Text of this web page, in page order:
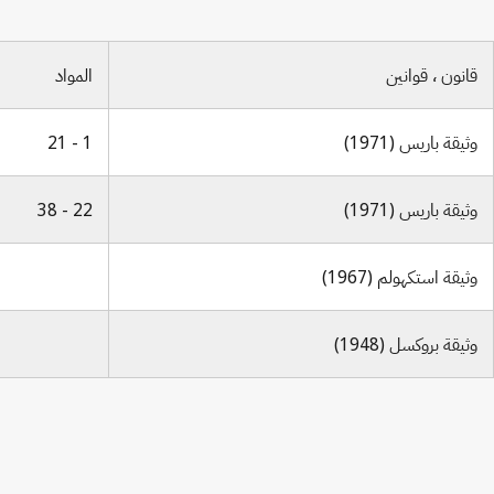
قانون ، قوانين المواد
وثيقة باريس (1971) 1 - 21
وثيقة باريس (1971) 22 - 38
وثيقة استكهولم (1967)
وثيقة بروكسل (1948)